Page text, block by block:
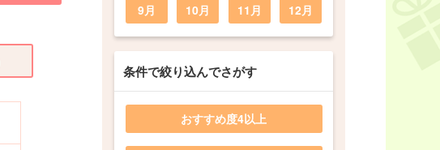
9月 10月 11月 12月
条件で絞り込んでさがす
おすすめ度4以上